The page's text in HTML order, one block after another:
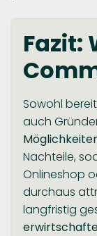
Fazit:
Sowohl
auch
Nachteile,
Onlineshop
durchaus
langfristig